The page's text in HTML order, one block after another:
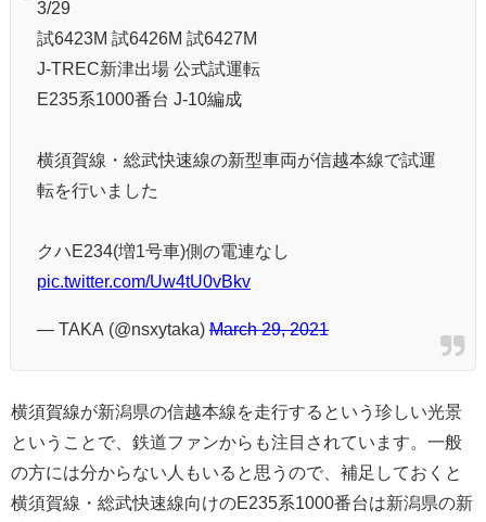
3/29
試6423M 試6426M 試6427M
J-TREC新津出場 公式試運転
E235系1000番台 J-10編成
横須賀線・総武快速線の新型車両が信越本線で試運
転を行いました
クハE234(増1号車)側の電連なし
pic.twitter.com/Uw4tU0vBkv
— TAKA (@nsxytaka) March 29, 2021
横須賀線が新潟県の信越本線を走行するという珍しい光景
ということで、鉄道ファンからも注目されています。一般
の方には分からない人もいると思うので、補足しておくと
横須賀線・総武快速線向けのE235系1000番台は新潟県の新